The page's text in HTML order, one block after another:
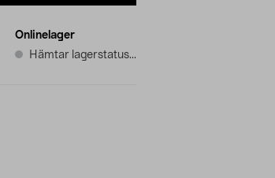
Onlinelager
Hämtar lagerstatus...